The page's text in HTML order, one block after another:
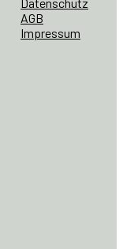
AGB
Impressum